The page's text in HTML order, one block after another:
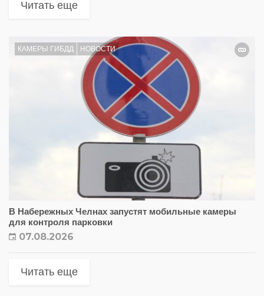
Читать еще
КАМЕРЫ ГИБДД НОВОСТИ
В Набережных Челнах запустят мобильные камеры
для контроля парковки
07.08.2026
Читать еще